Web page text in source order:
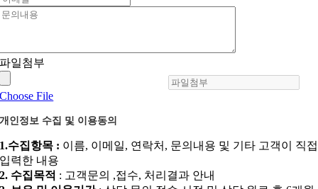
파일첨부
Choose File
개인정보 수집 및 이용동의
1.수집항목 : 이름, 이메일, 연락처, 문의내용 및 기타 고객이 직접
입력한 내용
2. 수집목적 : 고객문의 ,접수, 처리결과 안내